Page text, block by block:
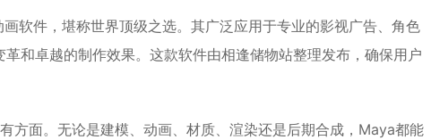
软件，堪称世界顶级之选。其广泛应用于专业的影视广告、角色
和卓越的制作效果。这款软件由相逢储物站整理发布，确保用户
方面。无论是建模、动画、材质、渲染还是后期合成，Maya都能